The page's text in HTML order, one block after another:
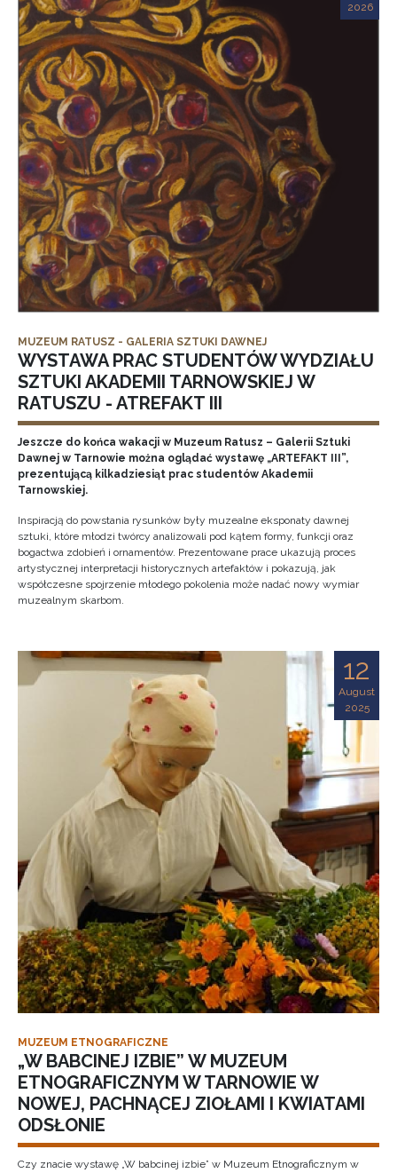
2026
MUZEUM RATUSZ - GALERIA SZTUKI DAWNEJ
WYSTAWA PRAC STUDENTÓW WYDZIAŁU
SZTUKI AKADEMII TARNOWSKIEJ W
RATUSZU - ATREFAKT III
Jeszcze do końca wakacji w Muzeum Ratusz – Galerii Sztuki
Dawnej w Tarnowie można oglądać wystawę „ARTEFAKT III”,
prezentującą kilkadziesiąt prac studentów Akademii
Tarnowskiej.
Inspiracją do powstania rysunków były muzealne eksponaty dawnej
sztuki, które młodzi twórcy analizowali pod kątem formy, funkcji oraz
bogactwa zdobień i ornamentów. Prezentowane prace ukazują proces
artystycznej interpretacji historycznych artefaktów i pokazują, jak
współczesne spojrzenie młodego pokolenia może nadać nowy wymiar
muzealnym skarbom.
12
August
2025
MUZEUM ETNOGRAFICZNE
„W BABCINEJ IZBIE” W MUZEUM
ETNOGRAFICZNYM W TARNOWIE W
NOWEJ, PACHNĄCEJ ZIOŁAMI I KWIATAMI
ODSŁONIE
Czy znacie wystawę „W babcinej izbie” w Muzeum Etnograficznym w